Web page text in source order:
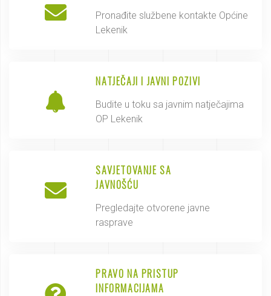
Pronađite službene kontakte Općine
Lekenik
NATJEČAJI I JAVNI POZIVI
Budite u toku sa javnim natječajima
OP Lekenik
SAVJETOVANJE SA
JAVNOŠĆU
Pregledajte otvorene javne
rasprave
PRAVO NA PRISTUP
INFORMACIJAMA